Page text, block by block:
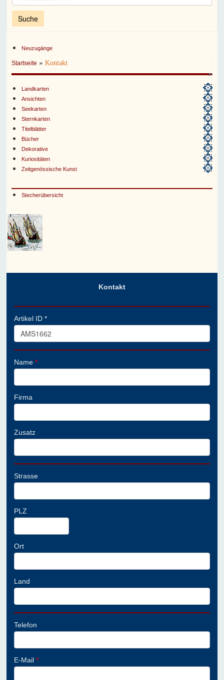
Neuzugänge
Startseite »Kontakt
Landkarten
Ansichten
Seekarten
Sternkarten
Titelblätter
Bücher
Dekorative
Kuriositäten
Zeitgenössische Kunst
Stecherübersicht
Kontakt
Artikel ID *
Name*
Firma
Zusatz
Strasse
PLZ
Ort
Land
Telefon
E-Mail*